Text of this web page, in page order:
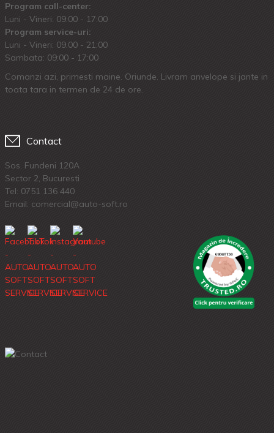
Program call-center:
Luni - Vineri: 09:00 - 17:00
Program service-uri:
Luni - Vineri: 09.00 - 21:00
Sambata: 09:00 - 17:00
Comanzi azi, primesti maine. Oriunde. Livram anvelope si jante in
toata tara in termen de 24 de ore.
Contact
Sos. Fundeni 120A
Sector 2, Bucuresti
Tel: 0751 136 440
Email: comercial@auto-soft.ro